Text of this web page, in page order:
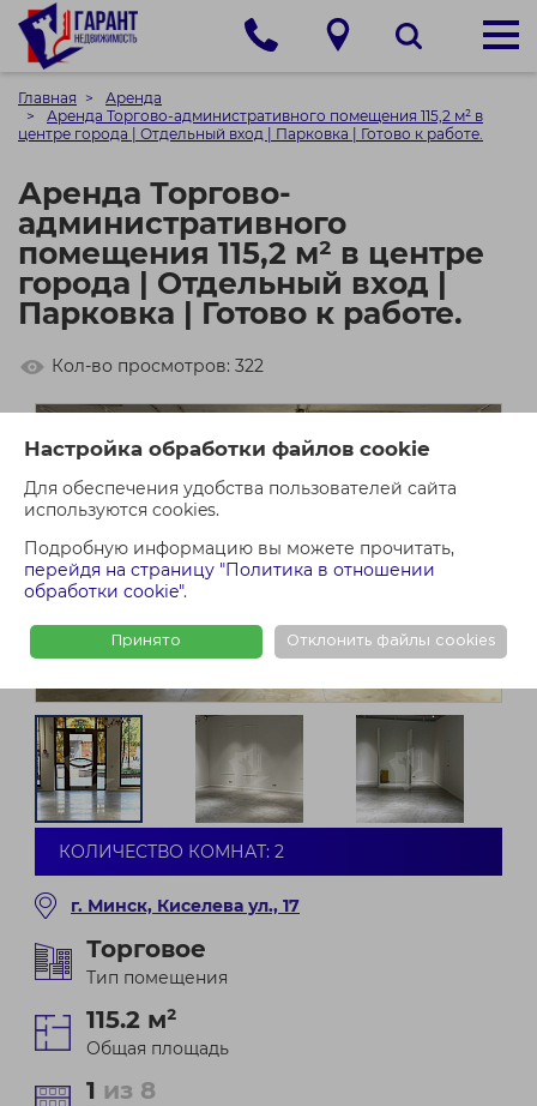
Настройка обработки файлов cookie
Для обеспечения удобства пользователей сайта
используются cookies.
Подробную информацию вы можете прочитать,
перейдя на страницу "Политика в отношении
обработки cookie".
Принято Отклонить файлы cookies
Главная
Аренда
Аренда Торгово-административного помещения 115,2 м² в
центре города | Отдельный вход | Парковка | Готово к работе.
Аренда Торгово-
административного
помещения 115,2 м² в центре
города | Отдельный вход |
Парковка | Готово к работе.
Кол-во просмотров: 322
КОЛИЧЕСТВО КОМНАТ: 2
г. Минск, Киселева ул., 17
Торговое
Тип помещения
115.2 м²
Общая площадь
1 из 8